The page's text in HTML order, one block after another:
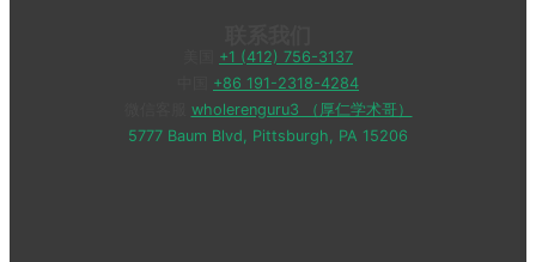
+1 (412) 756-3137
+86 191-2318-4284
wholerenguru3 （厚仁学术哥）
5777 Baum Blvd, Pittsburgh, PA 15206